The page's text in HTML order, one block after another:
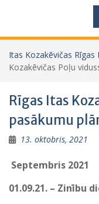
Itas Kozakēvičas Rīgas
Kozakēvičas Poļu
Rīgas Itas
pasākumu
13. oktobris, 2021
Septembris 2021
01.09.21. – Zinību